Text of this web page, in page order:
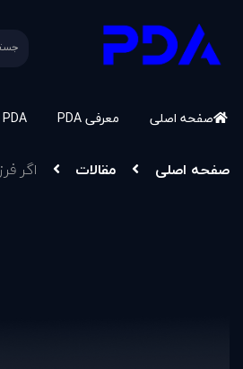
صفحه اصلی معرفی PDA
صفحه اصلی مقالات اگر